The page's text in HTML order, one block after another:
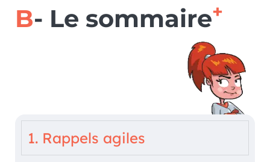
B- Le sommaire+
1. Rappels agiles